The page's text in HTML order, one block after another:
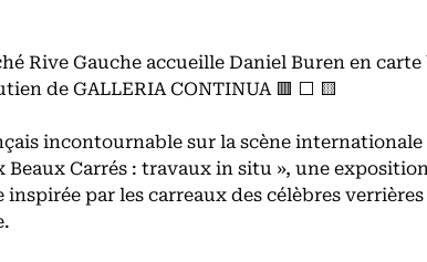
Rive Gauche accueille Daniel Buren en
de GALLERIA CONTINUA 🟥 ⬜️ 🟨
incontournable sur la scène internationale
Beaux Carrés : travaux in situ », une
inspirée par les carreaux des célèbres